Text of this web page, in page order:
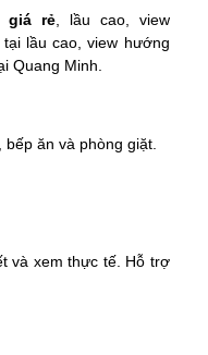
giá rẻ, lầu cao, view
lầu cao, view hướng
Quang Minh.
ăn và phòng giặt.
và xem thực tế. Hỗ trợ